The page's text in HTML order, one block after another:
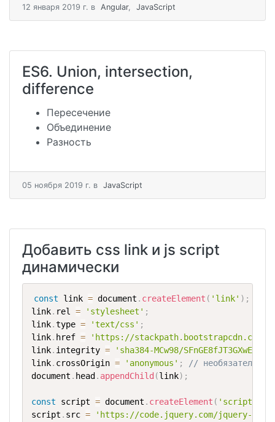
12 января 2019 г. в Angular, JavaScript
ES6. Union, intersection,
difference
Пересечение
Объединение
Разность
05 ноября 2019 г. в JavaScript
Добавить css link и js script
динамически
const link = document . createElement ( 'link' ) ;
link. rel = 'stylesheet' ;
link.type = 'text/css' ;
link. href =
'https://stackpath.bootstrapcdn.com/
link. integrity =
'sha384-MCw98/
link. crossOrigin = 'anonymous' ;
// необязательно
document . head . appendChild (link) ;
const script = document . createElement ( 'script'
script . src =
'https://code.jquery.com/jquery-